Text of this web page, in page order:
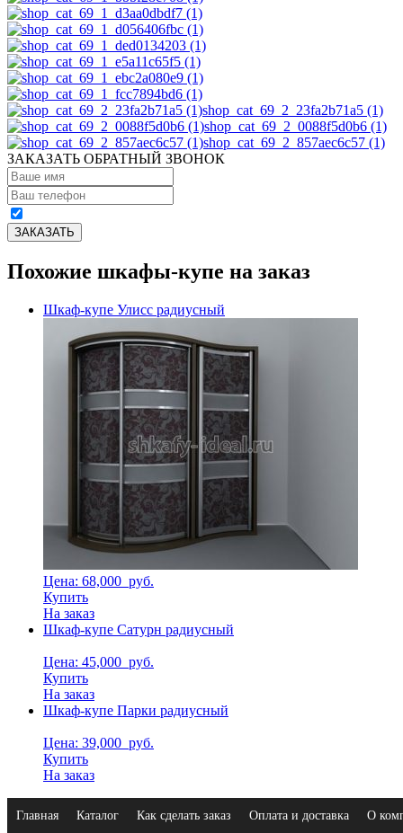
shop_cat_69_2_23fa2b71a5 (1)
shop_cat_69_2_0088f5d0b6 (1)
shop_cat_69_2_857aec6c57 (1)
ЗАКАЗАТЬ ОБРАТНЫЙ ЗВОНОК
Похожие шкафы-купе на заказ
Шкаф-купе Улисс радиусный
Цена: 68,000 руб.
Купить
На заказ
Шкаф-купе Сатурн радиусный
Цена: 45,000 руб.
Купить
На заказ
Шкаф-купе Парки радиусный
Цена: 39,000 руб.
Купить
На заказ
Главная Каталог Как сделать заказ Оплата и доставка О